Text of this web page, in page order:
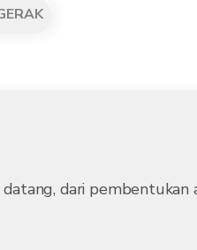
dari pembentukan